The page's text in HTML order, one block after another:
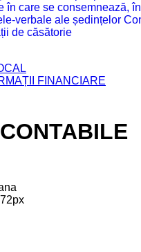
în care se consemnează,
verbale ale ședințelor
de căsătorie
FINANCIARE